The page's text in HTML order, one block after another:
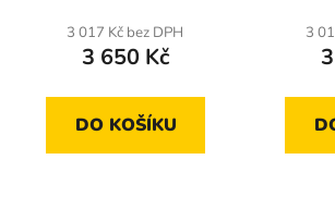
3 017 Kč bez DPH
3 650 Kč
DO KOŠÍKU
3